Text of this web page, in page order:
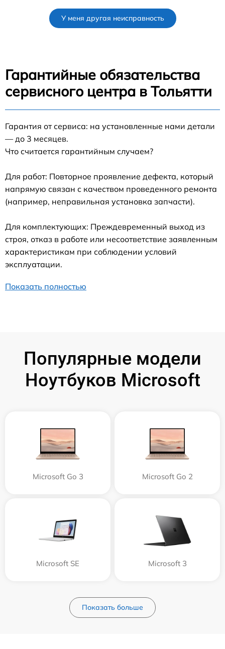
У меня другая неисправность
Гарантийные обязательства
сервисного центра в Тольятти
Гарантия от сервиса: на установленные нами детали
— до 3 месяцев.
Что считается гарантийным случаем?
Для работ: Повторное проявление дефекта, который
напрямую связан с качеством проведенного ремонта
(например, неправильная установка запчасти).
Для комплектующих: Преждевременный выход из
строя, отказ в работе или несоответствие заявленным
характеристикам при соблюдении условий
эксплуатации.
Показать полностью
Популярные модели
Ноутбуков Microsoft
Microsoft Go 3 Microsoft Go 2
Microsoft SE Microsoft 3
Показать больше